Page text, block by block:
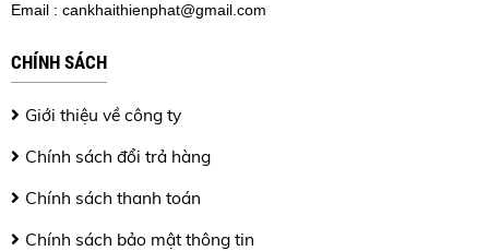
Email : cankhaithienphat@gmail.com
CHÍNH SÁCH
Giới thiệu về công ty
Chính sách đổi trả hàng
Chính sách thanh toán
Chính sách bảo mật thông tin